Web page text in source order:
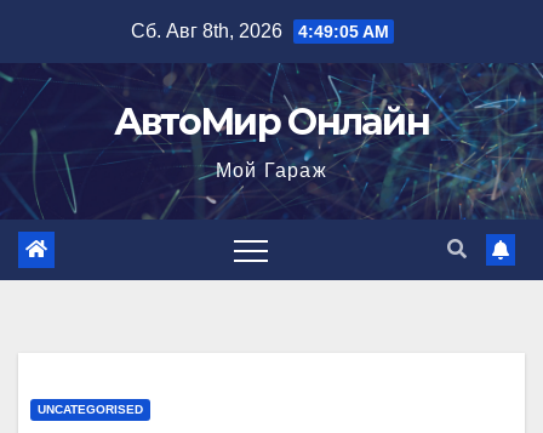
содержимому
Сб. Авг 8th, 2026 4:49:06 AM
АвтоМир Онлайн
Мой Гараж
UNCATEGORISED